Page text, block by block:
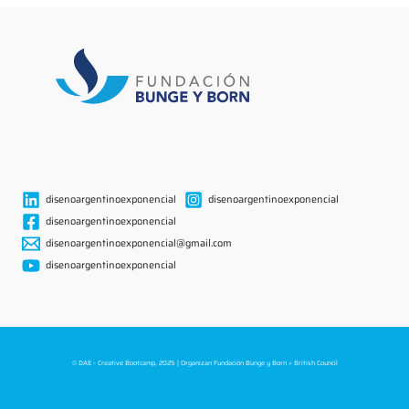
disenoargentinoexponencial
disenoargentinoexponencial
disenoargentinoexponencial
disenoargentinoexponencial@gmail.com
disenoargentinoexponencial
© DAE - Creative Bootcamp, 2025 | Organizan Fundación Bunge y Born + British Council